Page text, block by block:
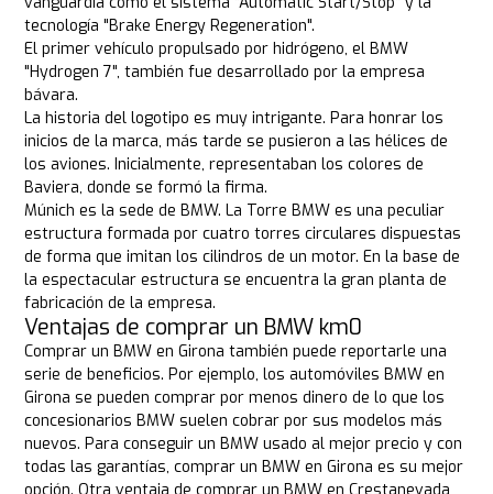
tecnología "Brake Energy Regeneration".
El primer vehículo propulsado por hidrógeno, el BMW
"Hydrogen 7", también fue desarrollado por la empresa
bávara.
La historia del logotipo es muy intrigante. Para honrar los
inicios de la marca, más tarde se pusieron a las hélices de
los aviones. Inicialmente, representaban los colores de
Baviera, donde se formó la firma.
Múnich es la sede de BMW. La Torre BMW es una peculiar
estructura formada por cuatro torres circulares dispuestas
de forma que imitan los cilindros de un motor. En la base de
la espectacular estructura se encuentra la gran planta de
fabricación de la empresa.
Ventajas de comprar un BMW km0
Comprar un BMW en Girona también puede reportarle una
serie de beneficios. Por ejemplo, los automóviles BMW en
Girona se pueden comprar por menos dinero de lo que los
concesionarios BMW suelen cobrar por sus modelos más
nuevos. Para conseguir un BMW usado al mejor precio y con
todas las garantías, comprar un BMW en Girona es su mejor